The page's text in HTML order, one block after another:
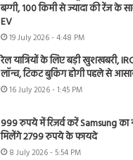
बग्गी, 100 किमी से ज्यादा की रेंज के
EV
19 July 2026 - 4:48 PM
रेल यात्रियों के लिए बड़ी खुशखबरी,
लॉन्च, टिकट बुकिंग होगी पहले से
16 July 2026 - 1:45 PM
999 रुपये में रिजर्व करें Samsung
मिलेंगे 2799 रुपये के फायदे
8 July 2026 - 5:54 PM